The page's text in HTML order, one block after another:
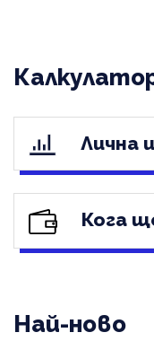
Лична
Кога
Най-ново